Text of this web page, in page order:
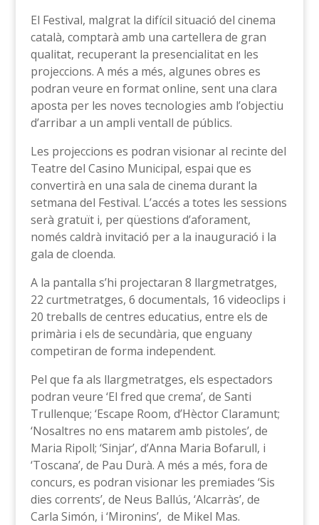
El Festival, malgrat la difícil situació del cinema
català, comptarà amb una cartellera de gran
qualitat, recuperant la presencialitat en les
projeccions. A més a més, algunes obres es
podran veure en format online, sent una clara
aposta per les noves tecnologies amb l’objectiu
d’arribar a un ampli ventall de públics.
Les projeccions es podran visionar al recinte del
Teatre del Casino Municipal, espai que es
convertirà en una sala de cinema durant la
setmana del Festival. L’accés a totes les sessions
serà gratuït i, per qüestions d’aforament,
només caldrà invitació per a la inauguració i la
gala de cloenda.
A la pantalla s’hi projectaran 8 llargmetratges,
22 curtmetratges, 6 documentals, 16 videoclips i
20 treballs de centres educatius, entre els de
primària i els de secundària, que enguany
competiran de forma independent.
Pel que fa als llargmetratges, els espectadors
podran veure ‘El fred que crema’, de Santi
Trullenque; ‘Escape Room, d’Hèctor Claramunt;
‘Nosaltres no ens matarem amb pistoles’, de
Maria Ripoll; ‘Sinjar’, d’Anna Maria Bofarull, i
‘Toscana’, de Pau Durà. A més a més, fora de
concurs, es podran visionar les premiades ‘Sis
dies corrents’, de Neus Ballús, ‘Alcarràs’, de
Carla Simón, i ‘Mironins’, de Mikel Mas.